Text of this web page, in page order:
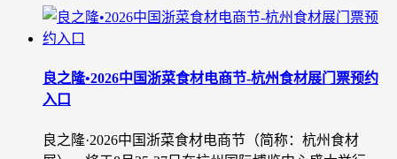
良之隆•2026中国浙菜食材电商节-杭州食材展门票预约
入口
良之隆·2026中国浙菜食材电商节（简称：杭州食材